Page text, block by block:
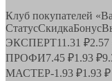
Клуб покупателей
СтатусСкидкаБонус
ЭКСПЕРТ11.31 ₽2.57
ПРОФИ7.45 ₽1.93 ₽
МАСТЕР-1.93 ₽1.93 ₽